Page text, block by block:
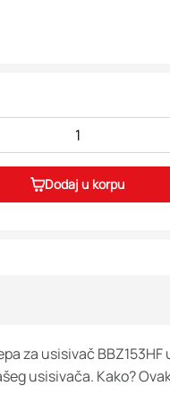
Dodaj u korpu
za usisivač
usisivača. Kako?